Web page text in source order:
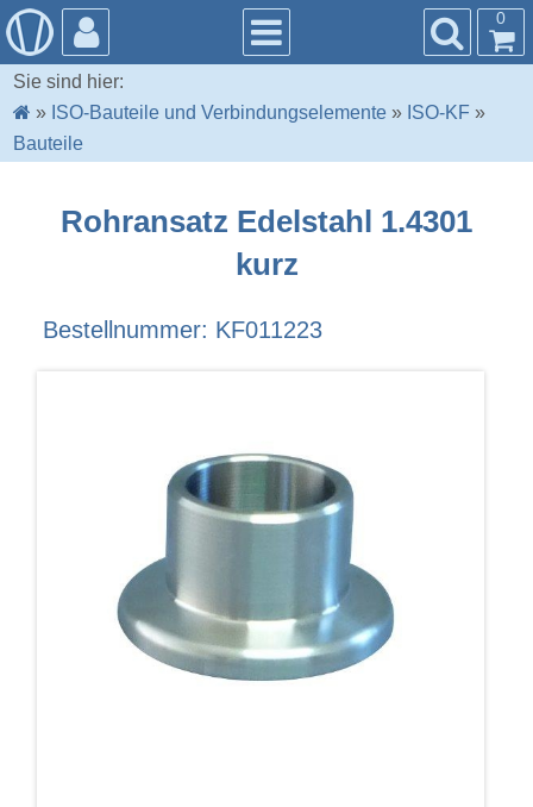
0
Sie sind hier:
» ISO-Bauteile und Verbindungselemente » ISO-KF »
Bauteile
Rohransatz Edelstahl 1.4301
kurz
Bestellnummer: KF011223